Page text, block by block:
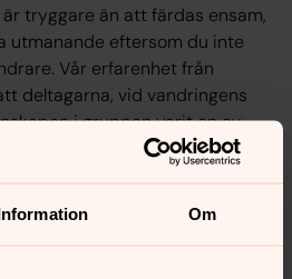
Om
tryggare än att färdas ensam,
utmanande eftersom du inte
Vår erfarenhet från
deltagarna, vid vandringens
i gruppen varit en av
och att det varit
kraft att orka ända fram.